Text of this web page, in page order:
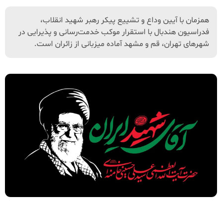
همزمان با آیین وداع و تشییع پیکر رهبر شهید انقلاب،
فدراسیون هندبال با استقرار موکب خدمت‌رسانی و پذیرایی در
شهرهای تهران، قم و مشهد آماده میزبانی از زائران است.